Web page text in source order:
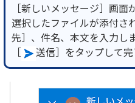
［新しいメッセージ］画面
選択したファイルが添付さ
先］、件名、本文を入力しま
［
送信］をタップして完